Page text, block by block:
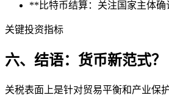
**比特币结算：关注国家主体确
关键投资指标
六、结语：货币新范式？
关税表面上是针对贸易平衡和产业保